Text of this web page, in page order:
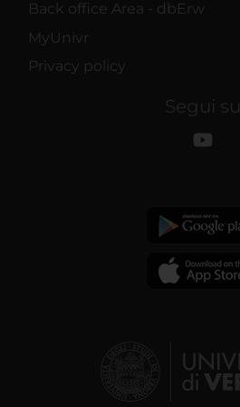
Back office Area - dbErw
MyUnivr
Privacy policy
Segui su